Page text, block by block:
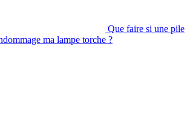
Que faire si une pile
ma lampe torche ?